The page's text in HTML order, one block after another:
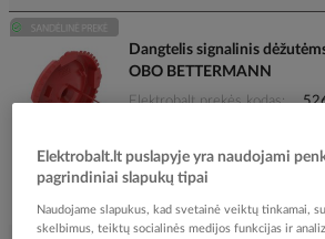
Dangtelis signalinis
OBO BETTERMANN
Elektrobalt prekės kodas
Prekės ženklas
Elektrobalt.lt puslapyje yra naudojami
pagrindiniai slapukų tipai
Naudojame slapukus, kad svetainė veiktų tinkamai,
skelbimus, teiktų socialinės medijos funkcijas ir